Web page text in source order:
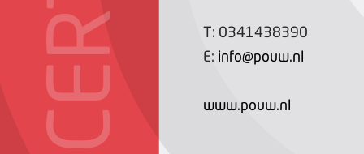
T: 0341438390
E: info@pouw.nl
www.pouw.nl